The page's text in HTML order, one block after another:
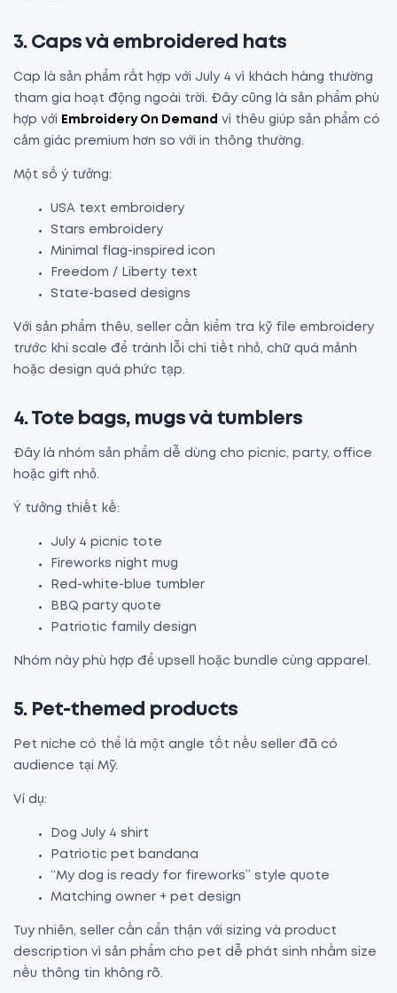
3. Caps và embroidered hats
Cap là sản phẩm rất hợp với July 4 vì khách hàng thường
tham gia hoạt động ngoài trời. Đây cũng là sản phẩm phù
hợp với
Embroidery On Demand vì thêu giúp sản phẩm có
cảm giác premium hơn so với in thông thường.
Một số ý tưởng:
USA text embroidery
Stars embroidery
Minimal flag-inspired icon
Freedom / Liberty text
State-based designs
Với sản phẩm thêu, seller cần kiểm tra kỹ file embroidery
trước khi scale để tránh lỗi chi tiết nhỏ, chữ quá mảnh
hoặc design quá phức tạp.
4. Tote bags, mugs và tumblers
Đây là nhóm sản phẩm dễ dùng cho picnic, party, office
hoặc gift nhỏ.
Ý tưởng thiết kế:
July 4 picnic tote
Fireworks night mug
Red-white-blue tumbler
BBQ party quote
Patriotic family design
Nhóm này phù hợp để upsell hoặc bundle cùng apparel.
5. Pet-themed products
Pet niche có thể là một angle tốt nếu seller đã có
audience tại Mỹ.
Ví dụ:
Dog July 4 shirt
Patriotic pet bandana
“My dog is ready for fireworks” style quote
Matching owner + pet design
Tuy nhiên, seller cần cẩn thận với sizing và product
description vì sản phẩm cho pet dễ phát sinh nhầm size
nếu thông tin không rõ.